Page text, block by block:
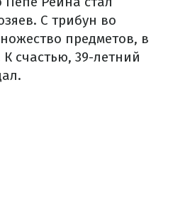
С трибун во
предметов, в
счастью, 39-летний